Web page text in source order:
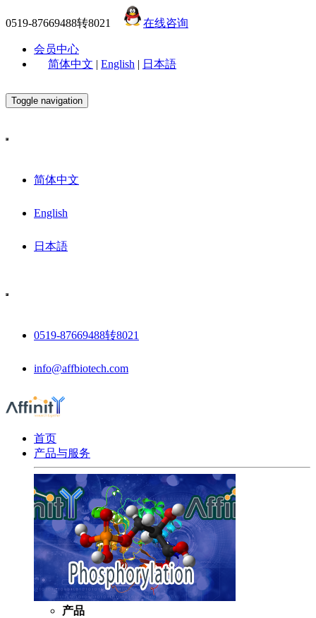
0519-87669488转8021 在线咨询
会员中心
简体中文 | English | 日本語
Toggle navigation
简体中文
English
日本語
0519-87669488转8021
info@affbiotech.com
首页
产品与服务
产品